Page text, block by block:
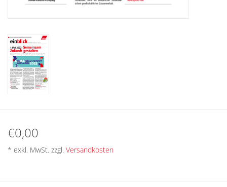
GEWERKSCHAFTEN FÜR DEN
VEREINBARKEIT GESTALTEN
MIETENSTOPP
ARBEITSZEIT
€0,00
* exkl. MwSt. zzgl. Versandkosten